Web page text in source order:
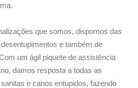
que somos, dispomos das
e também de
um ágil piquete de assistência
damos resposta a todas as
e canos entupidos, fazendo